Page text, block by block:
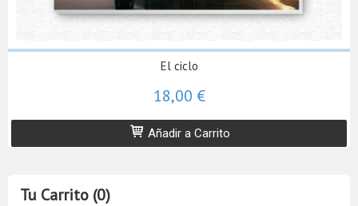
Tu Carrito (0)
El ciclo
18,00 €
Añadir a Carrito